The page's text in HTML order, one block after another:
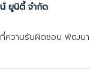
ยูนิตี้ จำกัด
ความรับผิดชอบ พัฒนา